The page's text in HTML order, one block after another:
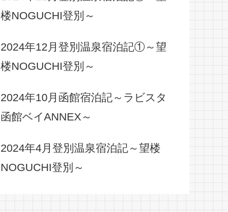
楼NOGUCHI登別～
2024年12月登別温泉宿泊記①～望
楼NOGUCHI登別～
2024年10月函館宿泊記～ラビスタ
函館ベイANNEX～
2024年4月登別温泉宿泊記～望楼
NOGUCHI登別～